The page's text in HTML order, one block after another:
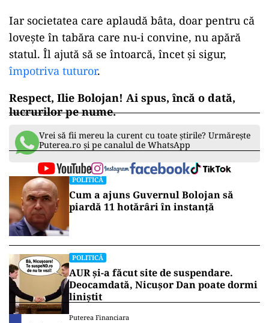
Iar societatea care aplaudă bâta, doar pentru că
lovește în tabăra care nu-i convine, nu apără
statul. Îl ajută să se întoarcă, încet și sigur,
împotriva tuturor.
Respect, Ilie Bolojan! Ai spus, încă o dată,
lucrurilor pe nume.
Vrei să fii mereu la curent cu toate știrile? Urmărește
Puterea.ro și pe canalul de WhatsApp
POLITICĂ
Cum a ajuns Guvernul Bolojan să
piardă 11 hotărâri în instanță
POLITICĂ
AUR și-a făcut site de suspendare.
Deocamdată, Nicușor Dan poate dormi
liniștit
Puterea Financiara